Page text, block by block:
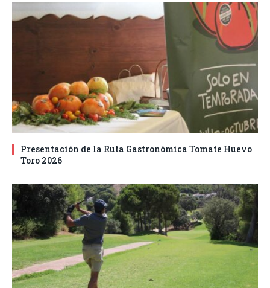
Presentación de la Ruta Gastronómica Tomate Huevo
Toro 2026